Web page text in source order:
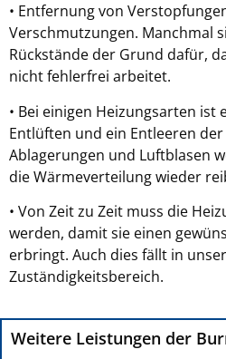
• Entfernung von
Verschmutzungen. Manchmal
Rückstände der Grund dafür,
nicht fehlerfrei arbeitet.
• Bei einigen Heizungsarten ist
Entlüften und ein Entleeren
Ablagerungen und Luftblasen
die Wärmeverteilung wieder
• Von Zeit zu Zeit muss die
werden, damit sie einen
erbringt. Auch dies fällt in
Zuständigkeitsbereich.
Weitere Leistungen der